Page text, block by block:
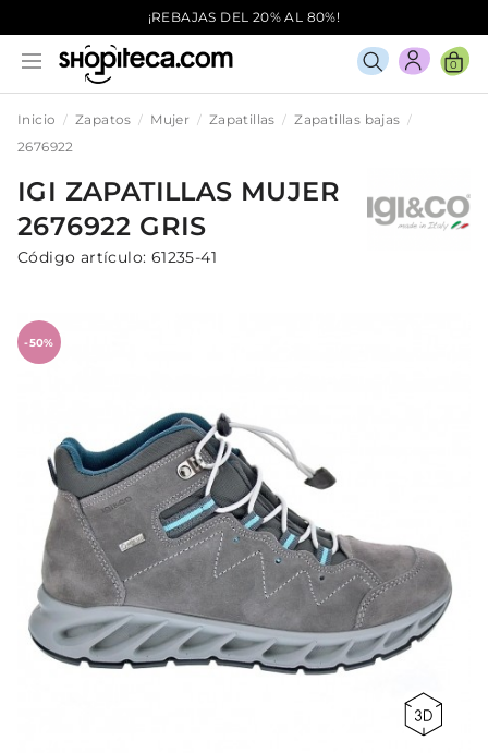
¡REBAJAS DEL 20% AL 80%!
0
Inicio Zapatos Mujer Zapatillas
Zapatillas bajas
2676922
IGI ZAPATILLAS MUJER
2676922 GRIS
Código artículo: 61235-41
-50%